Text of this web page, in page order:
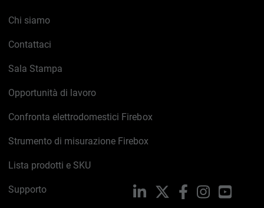
Chi siamo
Contattaci
Sala Stampa
Opportunità di lavoro
Confronta elettrodomestici Firebox
Strumento di misurazione Firebox
Lista prodotti e SKU
Supporto LinkedIn FacebookInstagram